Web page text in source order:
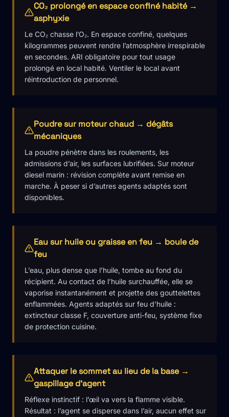
CO₂ prolongé en espace confiné habité →
asphyxie
Le CO₂ chasse l’O₂. En espace confiné, quelques
kilogrammes peuvent rendre l’atmosphère irrespirable
en secondes. ARI obligatoire pour tout usage
prolongé en local habité. Ventiler le local avant
réintroduction de personnel.
Poudre sur moteur chaud → dégâts
mécaniques
La poudre pénètre dans les roulements, les
admissions d’air, les surfaces lubrifiées. Sur moteur
diesel marin : révision complète avant remise en
marche. À peser si d’autres agents adaptés sont
disponibles.
Eau sur huile ou graisse en feu → boule de
feu
L’eau, plus dense que l’huile, tombe au fond du
récipient. Au contact de l’huile surchauffée, elle se
vaporise instantanément et projette des gouttelettes
enflammées. Agents adaptés sur feu d’huile :
extincteur classe F, couverture anti-feu, système fixe
de protection cuisine.
Attaquer le sommet au lieu de la base →
gaspillage d'agent
Réflexe instinctif : l’œil va vers la flamme visible.
Résultat : l’agent se disperse dans l’air, aucun effet sur